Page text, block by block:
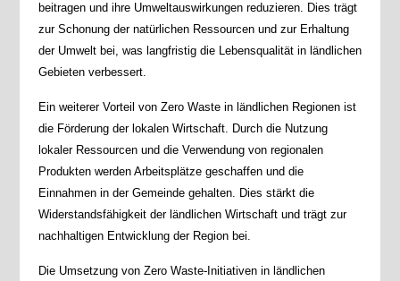
beitragen und ihre Umweltauswirkungen reduzieren. Dies trägt
zur Schonung der natürlichen Ressourcen und zur Erhaltung
der Umwelt bei, was langfristig die Lebensqualität in ländlichen
Gebieten verbessert.
Ein weiterer Vorteil von Zero Waste in ländlichen Regionen ist
die Förderung der lokalen Wirtschaft. Durch die Nutzung
lokaler Ressourcen und die Verwendung von regionalen
Produkten werden Arbeitsplätze geschaffen und die
Einnahmen in der Gemeinde gehalten. Dies stärkt die
Widerstandsfähigkeit der ländlichen Wirtschaft und trägt zur
nachhaltigen Entwicklung der Region bei.
Die Umsetzung von Zero Waste-Initiativen in ländlichen